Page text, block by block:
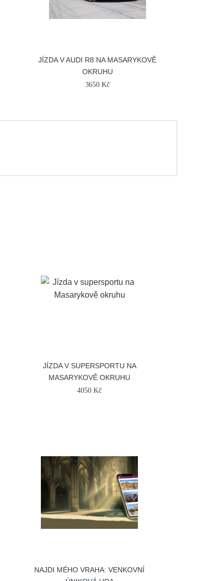
JÍZDA V AUDI R8 NA MASARYKOVĚ
OKRUHU
3650 Kč
JÍZDA V SUPERSPORTU NA
MASARYKOVĚ OKRUHU
4050 Kč
NAJDI MÉHO VRAHA: VENKOVNÍ